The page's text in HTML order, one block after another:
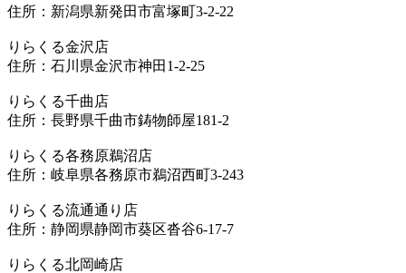
住所：新潟県新発田市富塚町3-2-22
りらくる金沢店
住所：石川県金沢市神田1-2-25
りらくる千曲店
住所：長野県千曲市鋳物師屋181-2
りらくる各務原鵜沼店
住所：岐阜県各務原市鵜沼西町3-243
りらくる流通通り店
住所：静岡県静岡市葵区沓谷6-17-7
りらくる北岡崎店